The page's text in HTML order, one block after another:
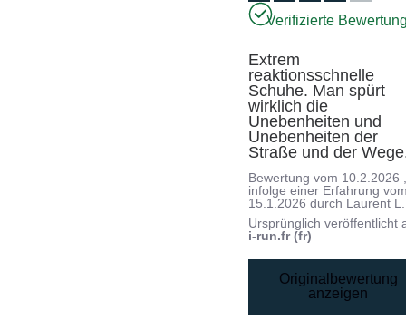
Verifizierte
Extrem
reaktionsschnelle
Schuhe. Man spürt
wirklich die
Unebenheiten und
Unebenheiten der
Straße und der
Bewertung vom 10.2.2026
infolge einer Erfahrung
15.1.2026 durch Laurent L.
Ursprünglich veröffentlicht
i-run.fr (fr)
Originalbewertung
anzeigen